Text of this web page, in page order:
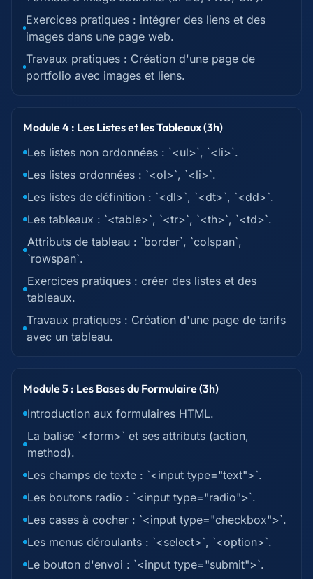
Exercices pratiques : intégrer des liens et des
images dans une page web.
Travaux pratiques : Création d'une page de
portfolio avec images et liens.
Module 4 : Les Listes et les Tableaux (3h)
Les listes non ordonnées : `<ul>`, `<li>`.
Les listes ordonnées : `<ol>`, `<li>`.
Les listes de définition : `<dl>`, `<dt>`, `<dd>`.
Les tableaux : `<table>`, `<tr>`, `<th>`, `<td>`.
Attributs de tableau : `border`, `colspan`,
`rowspan`.
Exercices pratiques : créer des listes et des
tableaux.
Travaux pratiques : Création d'une page de tarifs
avec un tableau.
Module 5 : Les Bases du Formulaire (3h)
Introduction aux formulaires HTML.
La balise `<form>` et ses attributs (action,
method).
Les champs de texte : `<input type="text">`.
Les boutons radio : `<input type="radio">`.
Les cases à cocher : `<input type="checkbox">`.
Les menus déroulants : `<select>`, `<option>`.
Le bouton d'envoi : `<input type="submit">`.